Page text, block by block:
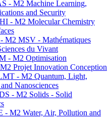
- M2 Machine Learning,
and Security
- M2 Molecular Chemistry
M2 MSV - Mathématiques
du Vivant
- M2 Optimisation
Projet Innovation Conception
- M2 Quantum, Light,
Nanosciences
- M2 Solids - Solid
- M2 Water, Air, Pollution and